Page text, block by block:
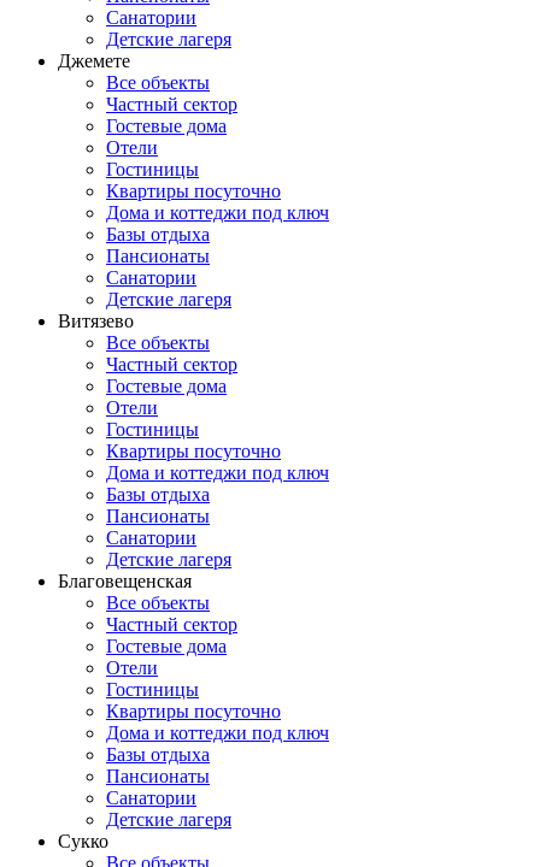
Санатории
Детские лагеря
Джемете
Все объекты
Частный сектор
Гостевые дома
Отели
Гостиницы
Квартиры посуточно
Дома и коттеджи под ключ
Базы отдыха
Пансионаты
Санатории
Детские лагеря
Витязево
Все объекты
Частный сектор
Гостевые дома
Отели
Гостиницы
Квартиры посуточно
Дома и коттеджи под ключ
Базы отдыха
Пансионаты
Санатории
Детские лагеря
Благовещенская
Все объекты
Частный сектор
Гостевые дома
Отели
Гостиницы
Квартиры посуточно
Дома и коттеджи под ключ
Базы отдыха
Пансионаты
Санатории
Детские лагеря
Сукко
Все объекты